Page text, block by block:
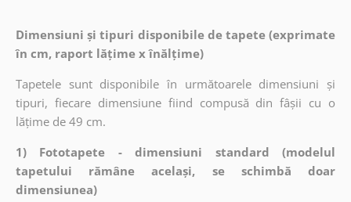
Dimensiuni și tipuri disponibile de tapete (exprimate
în cm, raport lățime x înălțime)
Tapetele sunt disponibile în următoarele dimensiuni și
tipuri, fiecare dimensiune fiind compusă din fâșii cu o
lățime de 49 cm.
1) Fototapete - dimensiuni standard (modelul
tapetului rămâne același, se schimbă doar
dimensiunea)